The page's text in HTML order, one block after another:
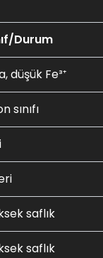
Durum
düşük Fe³⁺
sınıfı
saflık
saflık